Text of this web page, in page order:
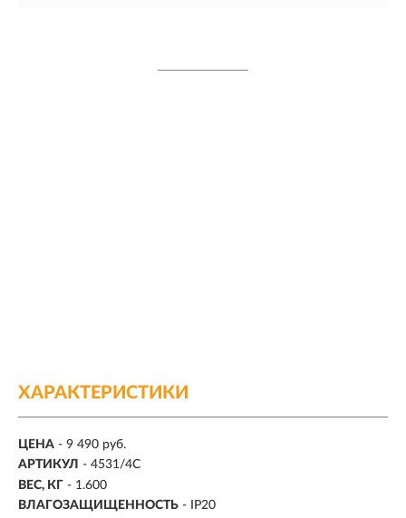
ХАРАКТЕРИСТИКИ
ЦЕНА - 9 490 руб.
АРТИКУЛ - 4531/4C
ВЕС, КГ - 1.600
ВЛАГОЗАЩИЩЕННОСТЬ - IP20